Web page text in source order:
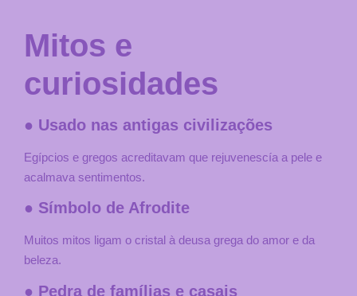
Mitos e
curiosidades
● Usado nas antigas civilizações
Egípcios e gregos acreditavam que rejuvenescía a pele e
acalmava sentimentos.
● Símbolo de Afrodite
Muitos mitos ligam o cristal à deusa grega do amor e da
beleza.
● Pedra de famílias e casais